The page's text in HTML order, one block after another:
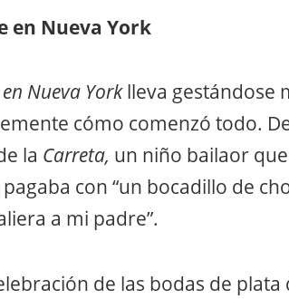
en Nueva York
Nueva Yorklleva gestándose
cómo comenzó todo.
la Carreta, un niño bailaor
con “un bocadillo de
a mi padre”.
de las bodas de